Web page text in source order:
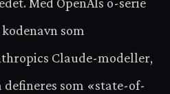
som
Claude-modeller,
som «state-of-